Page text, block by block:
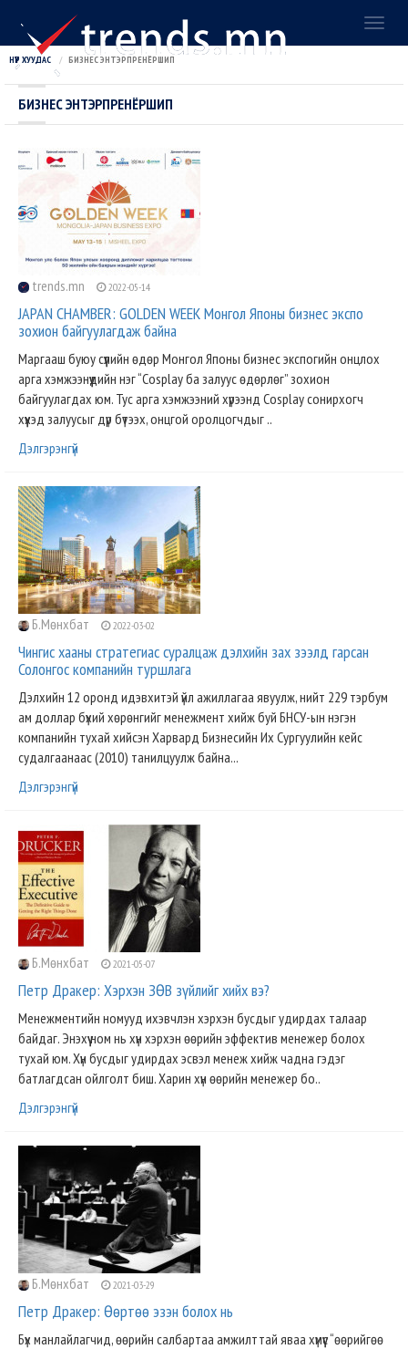
НҮҮР ХУУДАС БИЗНЕС ЭНТЭРПРЕНЁРШИП
БИЗНЕС ЭНТЭРПРЕНЁРШИП
trends.mn 2022-05-14
JAPAN CHAMBER: GOLDEN WEEК Монгол Японы бизнес экспо
зохион байгуулагдаж байна
Маргааш буюу сүүлийн өдөр Монгол Японы бизнес экспогийн онцлох
арга хэмжээнүүдийн нэг “Cosplay ба залуус өдөрлөг” зохион
байгуулагдах юм. Тус арга хэмжээний хүрээнд Cosplay сонирхогч
хүүхэд залуусыг дүр бүтээх, онцгой оролцогчдыг ..
Дэлгэрэнгүй
Б.Мөнхбат 2022-03-02
Чингис хааны стратегиас суралцаж дэлхийн зах зээлд гарсан
Солонгос компанийн туршлага
Дэлхийн 12 оронд идэвхитэй үйл ажиллагаа явуулж, нийт 229 тэрбум
ам доллар бүхий хөрөнгийг менежмент хийж буй БНСУ-ын нэгэн
компанийн тухай хийсэн Харвард Бизнесийн Их Сургуулийн кейс
судалгаанаас (2010) танилцуулж байна...
Дэлгэрэнгүй
Б.Мөнхбат 2021-05-07
Петр Дракер: Хэрхэн ЗӨВ зүйлийг хийх вэ?
Менежментийн номууд ихэвчлэн хэрхэн бусдыг удирдах талаар
байдаг. Энэхүү ном нь хүн хэрхэн өөрийн эффектив менежер болох
тухай юм. Хүн бусдыг удирдах эсвэл менеж хийж чадна гэдэг
батлагдсан ойлголт биш. Харин хүн өөрийн менежер бо..
Дэлгэрэнгүй
Б.Мөнхбат 2021-03-29
Петр Дракер: Өөртөө эзэн болох нь
Бүх манлайлагчид, өөрийн салбартаа амжилттай яваа хүмүүс “өөрийгөө